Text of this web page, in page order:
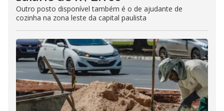
Outro posto disponível também é o de ajudante de
cozinha na zona leste da capital paulista